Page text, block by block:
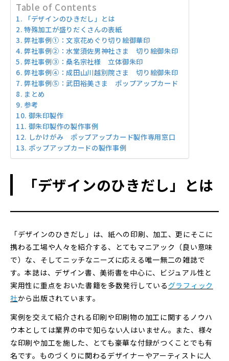
Table of Contents
「デザインのひきだし」とは
特殊加工が盛りだくさんの表紙
弊社事例①：文京花めぐり切り絵御華印
弊社事例②：水堂須佐男神社さま 切り絵御朱印
弊社事例③：桑名宗社様 立体御朱印
弊社事例④：成田山川越別院さま 切り絵御朱印
弊社事例⑤：武田裕美さま ポップアップカード
まとめ
参考
御朱印製作
御朱印製作の製作事例
しかけがみ ポップアップカード製作専用窓口
ポップアップカードの製作事例
「デザインのひきだし」とは
「デザインのひきだし」は、紙への印刷、加工、更にそこに
携わる工場や人々を紹介する、とてもマニアック（良い意味
で）な、そしてニッチなニーズに応える唯一無二の雑誌で
す。本誌は、デザイン書、美術書を中心に、ビジュアル性と
実用性に重点をおいた書籍を多数発行している グラフィック
社から出版されています。
実例を交えて紹介される印刷や印刷物の加工に関するノウハ
ウ本としては業界の中で知らない人はいません。また、様々
な印刷や加工を施した、とても豪華な付録がつくことでも有
名です。ものづくりに関わるデザイナーやアーティストに人